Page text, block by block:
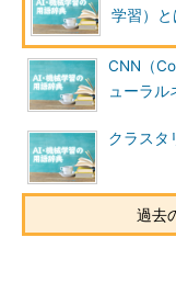
学習）と
CNN（
ューラル
クラスタ
過去